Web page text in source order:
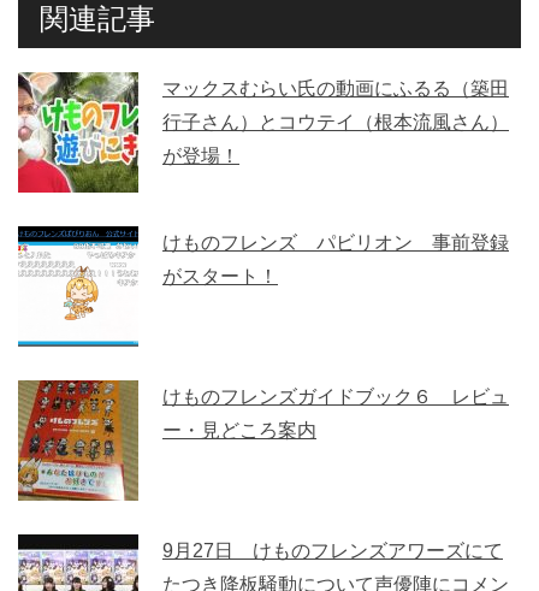
関連記事
マックスむらい氏の動画にふるる（築田
行子さん）とコウテイ（根本流風さん）
が登場！
けものフレンズ パビリオン 事前登録
がスタート！
けものフレンズガイドブック６ レビュ
ー・見どころ案内
9月27日 けものフレンズアワーズにて
たつき降板騒動について声優陣にコメン